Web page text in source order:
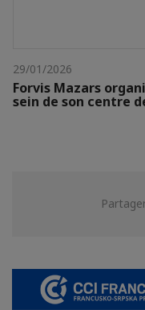
29/01/2026
Forvis Mazars
sein de son centre